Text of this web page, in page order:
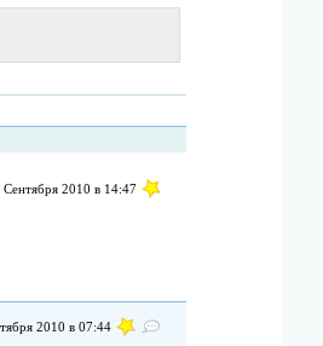
Сентября 2010 в 14:47
2010 в 07:44